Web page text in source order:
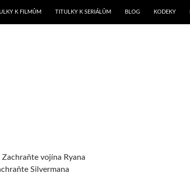
K FILMŮM TITULKY K SERIÁLŮM BLOG KODEKY
Zachraňte vojína Ryana
Silvermana